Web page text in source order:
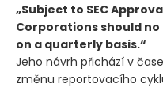
„Subject to SEC
Corporations should no
on a quarterly basis.“
Jeho návrh přichází v
změnu reportovacího